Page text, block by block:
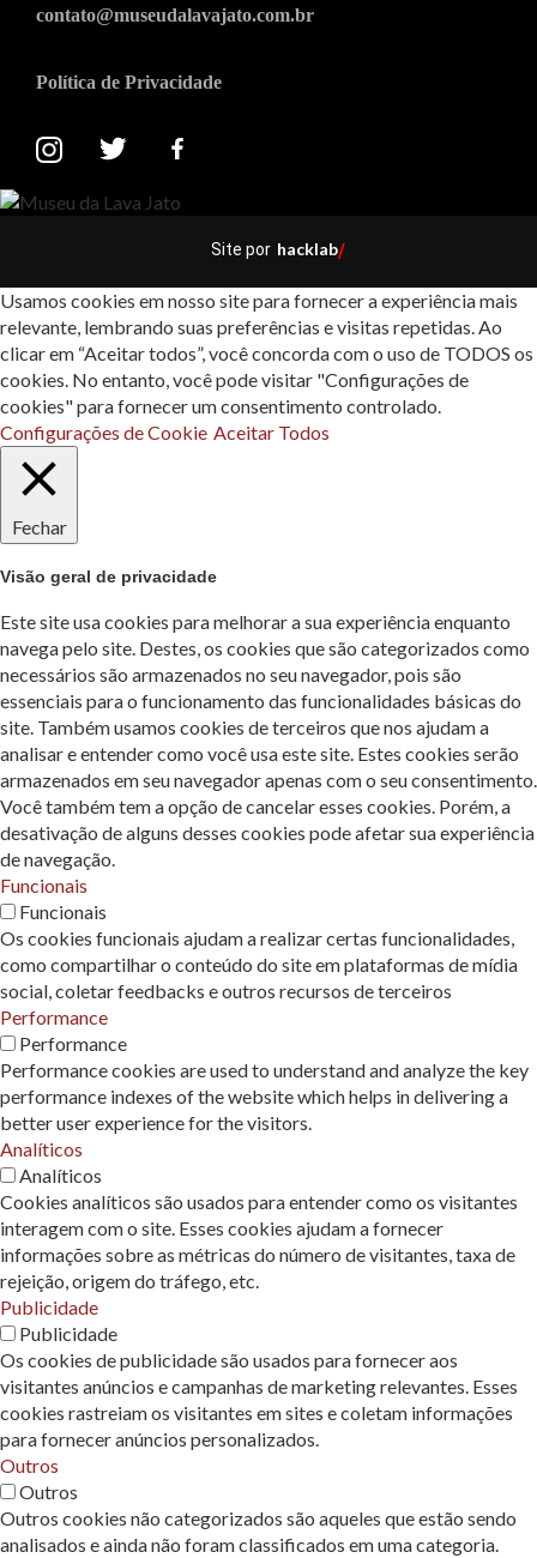
contato@museudalavajato.com.br
Política de Privacidade
Site por hacklab/
Usamos cookies em nosso site para fornecer a experiência mais
relevante, lembrando suas preferências e visitas repetidas. Ao
clicar em “Aceitar todos”, você concorda com o uso de TODOS os
cookies. No entanto, você pode visitar "Configurações de
cookies" para fornecer um consentimento controlado.
Configurações de Cookie Aceitar Todos
Fechar
Visão geral de privacidade
Este site usa cookies para melhorar a sua experiência enquanto
navega pelo site. Destes, os cookies que são categorizados como
necessários são armazenados no seu navegador, pois são
essenciais para o funcionamento das funcionalidades básicas do
site. Também usamos cookies de terceiros que nos ajudam a
analisar e entender como você usa este site. Estes cookies serão
armazenados em seu navegador apenas com o seu consentimento.
Você também tem a opção de cancelar esses cookies. Porém, a
desativação de alguns desses cookies pode afetar sua experiência
de navegação.
Funcionais
Funcionais
Os cookies funcionais ajudam a realizar certas funcionalidades,
como compartilhar o conteúdo do site em plataformas de mídia
social, coletar feedbacks e outros recursos de terceiros
Performance
Performance
Performance cookies are used to understand and analyze the key
performance indexes of the website which helps in delivering a
better user experience for the visitors.
Analíticos
Analíticos
Cookies analíticos são usados ​​para entender como os visitantes
interagem com o site. Esses cookies ajudam a fornecer
informações sobre as métricas do número de visitantes, taxa de
rejeição, origem do tráfego, etc.
Publicidade
Publicidade
Os cookies de publicidade são usados ​​para fornecer aos
visitantes anúncios e campanhas de marketing relevantes. Esses
cookies rastreiam os visitantes em sites e coletam informações
para fornecer anúncios personalizados.
Outros
Outros
Outros cookies não categorizados são aqueles que estão sendo
analisados ​​e ainda não foram classificados em uma categoria.